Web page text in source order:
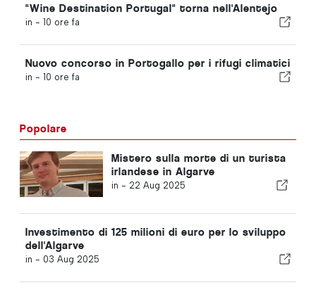
"Wine Destination Portugal" torna nell'Alentejo
in - 10 ore fa
Nuovo concorso in Portogallo per i rifugi climatici
in - 10 ore fa
Popolare
Mistero sulla morte di un turista
irlandese in Algarve
in - 22 Aug 2025
Investimento di 125 milioni di euro per lo sviluppo
dell'Algarve
in - 03 Aug 2025